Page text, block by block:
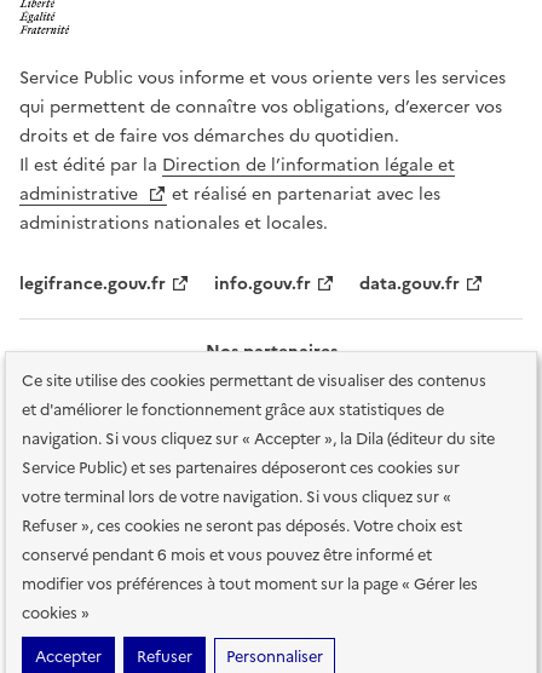
Ce site utilise des cookies permettant de visualiser des contenus
et d'améliorer le fonctionnement grâce aux statistiques de
navigation. Si vous cliquez sur « Accepter », la Dila (éditeur du site
Service Public) et ses partenaires déposeront ces cookies sur
votre terminal lors de votre navigation. Si vous cliquez sur «
Refuser », ces cookies ne seront pas déposés. Votre choix est
conservé pendant 6 mois et vous pouvez être informé et
modifier vos préférences à tout moment sur la page « Gérer les
cookies »
Accepter
Refuser Personnaliser
Service Public vous informe et vous oriente vers les services
qui permettent de connaître vos obligations, d’exercer vos
droits et de faire vos démarches du quotidien.
Il est édité par la Direction de l’information légale et
administrative
et réalisé en partenariat avec les
administrations nationales et locales.
legifrance.gouv.fr info.gouv.fr data.gouv.fr
Nos partenaires
Plan du site Accessibilité : totalement conforme
Accessibilité des
services en ligne Mentions légales Données personnelles et sécurité
Conditions générales d'utilisation Gestion des cookies
Sauf mention contraire, tous les contenus de ce site sont sous